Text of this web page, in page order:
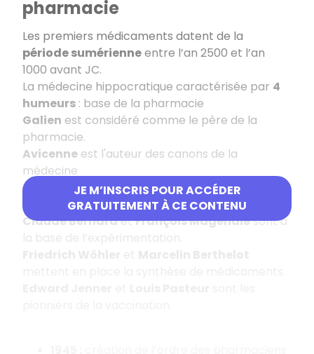
JE M’INSCRIS POUR ACCÉDER
GRATUITEMENT À CE CONTENU
pharmacie
Les premiers médicaments datent de la
période sumérienneentre l’an 2500 et l’an
1000 avant JC.
La médecine hippocratique caractérisée par 4
humeurs : base de la pharmacie
Galien est considéré comme le père de la
pharmacie.
Avicenne est l'auteur des canons de la
médecine
Antoine-Laurent Lavoisierest à la base de la
chimie moderne.
Claude BernardetFrançois Magendiesont à
la base de l’expérimentation.